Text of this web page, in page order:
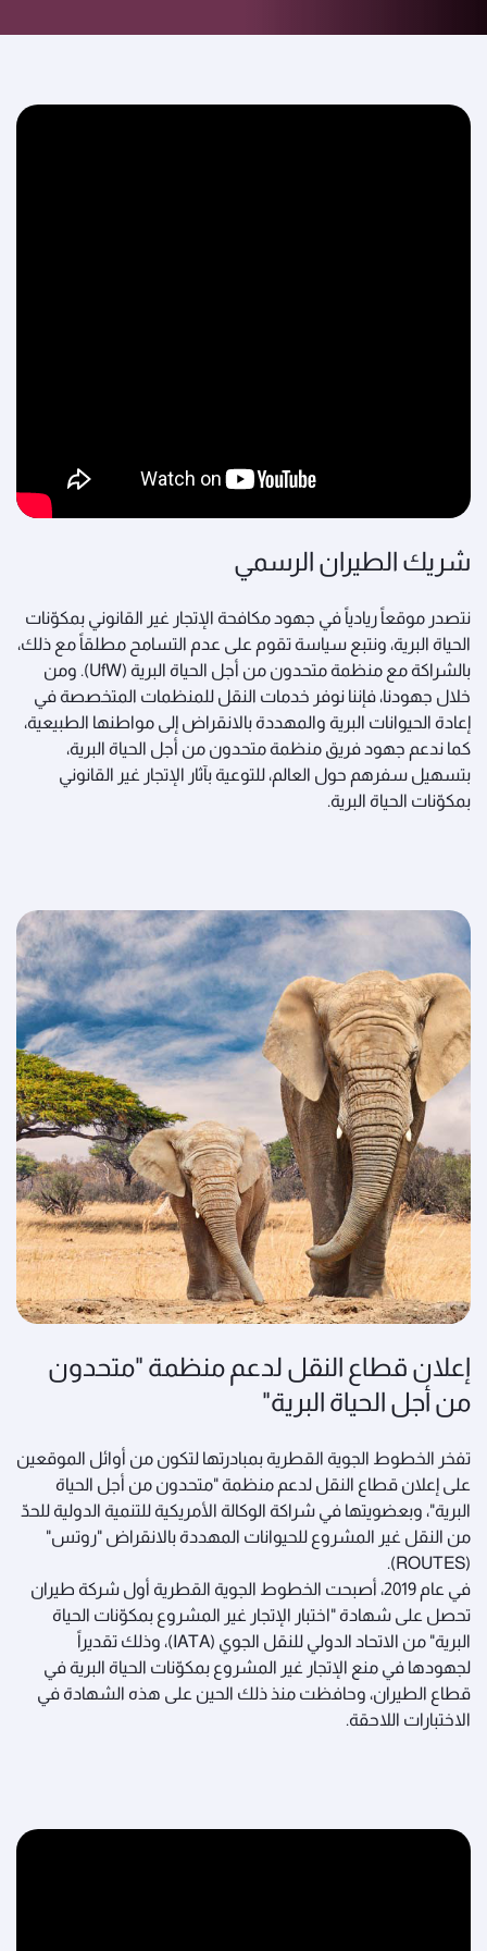
شريك الطيران الرسمي
نتصدر موقعاً ريادياً في جهود مكافحة الإتجار غير القانوني بمكوّنات
الحياة البرية، ونتبع سياسة تقوم على عدم التسامح مطلقاً مع ذلك،
بالشراكة مع منظمة متحدون من أجل الحياة البرية (UfW). ومن
خلال جهودنا، فإننا نوفر خدمات النقل للمنظمات المتخصصة في
إعادة الحيوانات البرية والمهددة بالانقراض إلى مواطنها الطبيعية،
كما ندعم جهود فريق منظمة متحدون من أجل الحياة البرية،
بتسهيل سفرهم حول العالم، للتوعية بآثار الإتجار غير القانوني
بمكوّنات الحياة البرية.
إعلان قطاع النقل لدعم منظمة "متحدون
من أجل الحياة البرية"
تفخر الخطوط الجوية القطرية بمبادرتها لتكون من أوائل الموقعين
على إعلان قطاع النقل لدعم منظمة "متحدون من أجل الحياة
البرية"، وبعضويتها في شراكة الوكالة الأمريكية للتنمية الدولية للحدّ
من النقل غير المشروع للحيوانات المهددة بالانقراض "روتس"
(ROUTES).
في عام 2019، أصبحت الخطوط الجوية القطرية أول شركة طيران
تحصل على شهادة "اختبار الإتجار غير المشروع بمكوّنات الحياة
البرية" من الاتحاد الدولي للنقل الجوي (IATA)، وذلك تقديراً
لجهودها في منع الإتجار غير المشروع بمكوّنات الحياة البرية في
قطاع الطيران، وحافظت منذ ذلك الحين على هذه الشهادة في
الاختبارات اللاحقة.